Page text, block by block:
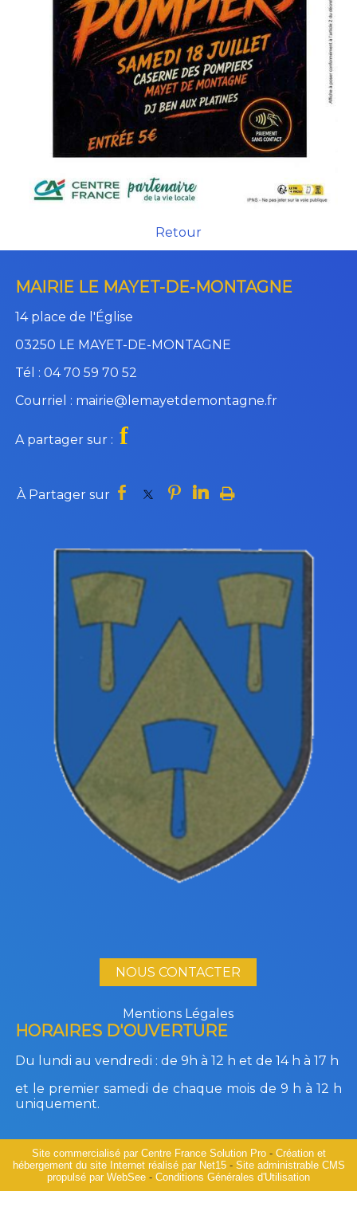
Retour
MAIRIE LE MAYET-DE-MONTAGNE
14 place de l'Église
03250 LE MAYET-DE-MONTAGNE
Tél : 04 70 59 70 52
Courriel : mairie@lemayetdemontagne.fr
A partager sur : f
NOUS CONTACTER
Mentions Légales
HORAIRES D'OUVERTURE
Du lundi au vendredi : de 9h à 12 h et de 14 h à 17 h
et le premier samedi de chaque mois de 9 h à 12 h
uniquement.
Site commercialisé par Centre France Solution Pro- Création et
hébergement du site Internet réalisé par Net15- Site administrable CMS
propulsé par WebSee - Conditions Générales d'Utilisation